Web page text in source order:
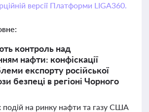
версії Платформи LIGA360.
контроль над
нафти: конфіскації
експорту російської
безпеці в регіоні Чорного
подій на ринку нафти та газу США